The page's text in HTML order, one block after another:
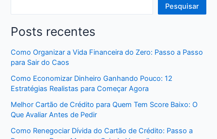
Pesquisar
Posts recentes
Como Organizar a Vida Financeira do Zero: Passo a Passo
para Sair do Caos
Como Economizar Dinheiro Ganhando Pouco: 12
Estratégias Realistas para Começar Agora
Melhor Cartão de Crédito para Quem Tem Score Baixo: O
Que Avaliar Antes de Pedir
Como Renegociar Dívida do Cartão de Crédito: Passo a